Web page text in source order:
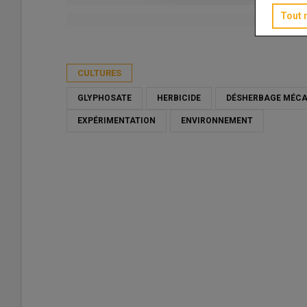
CULTURES
GLYPHOSATE HERBICIDE DÉSHERBAGE
EXPÉRIMENTATION ENVIRONNEMENT
Tout